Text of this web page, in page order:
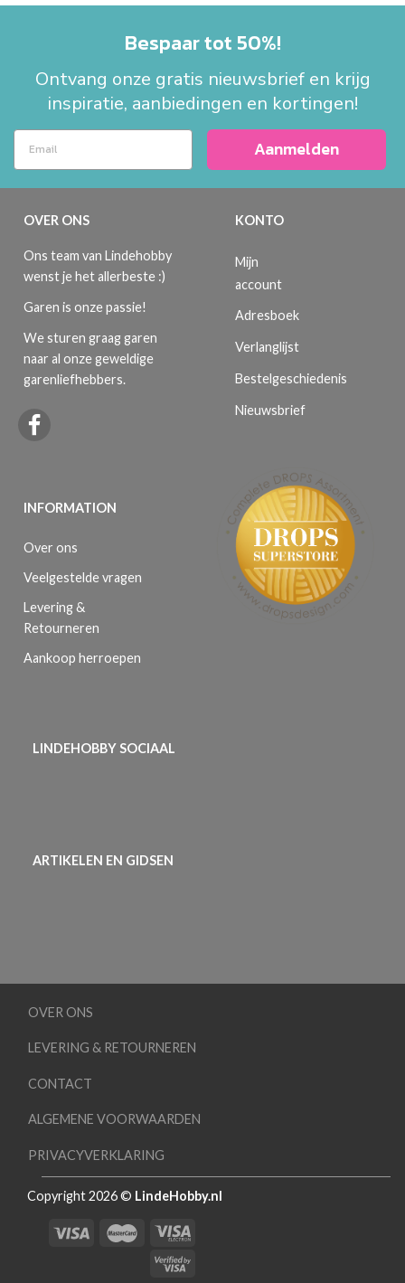
Bespaar tot 50%!
Ontvang onze gratis nieuwsbrief en krijg
inspiratie, aanbiedingen en kortingen!
Aanmelden
OVER ONS
Ons team van Lindehobby
wenst je het allerbeste :)
Garen is onze passie!
We sturen graag garen
naar al onze geweldige
garenliefhebbers.
INFORMATION
Over ons
Veelgestelde vragen
Levering &
Retourneren
Aankoop herroepen
KONTO
Mijn
account
Adresboek
Verlanglijst
Bestelgeschiedenis
Nieuwsbrief
LINDEHOBBY SOCIAAL
ARTIKELEN EN GIDSEN
OVER ONS
LEVERING & RETOURNEREN
CONTACT
ALGEMENE VOORWAARDEN
PRIVACYVERKLARING
Copyright 2026 © LindeHobby.nl